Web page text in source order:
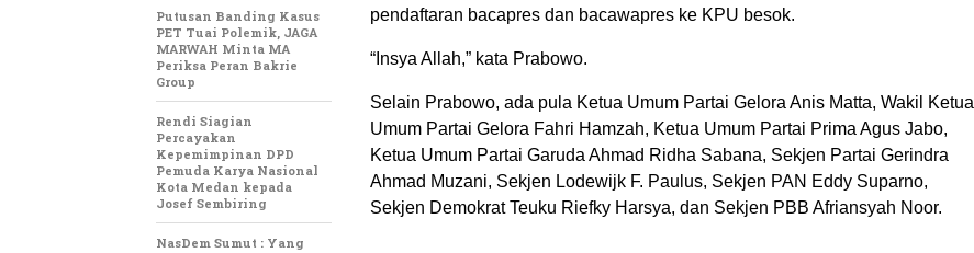
pendaftaran bacapres dan bacawapres ke KPU besok.
“Insya Allah,” kata Prabowo.
Selain Prabowo, ada pula Ketua Umum Partai Gelora Anis Matta, Wakil Ketua
Umum Partai Gelora Fahri Hamzah, Ketua Umum Partai Prima Agus Jabo,
Ketua Umum Partai Garuda Ahmad Ridha Sabana, Sekjen Partai Gerindra
Ahmad Muzani, Sekjen Lodewijk F. Paulus, Sekjen PAN Eddy Suparno,
Sekjen Demokrat Teuku Riefky Harsya, dan Sekjen PBB Afriansyah Noor.
Putusan Banding Kasus
PET Tuai Polemik, JAGA
MARWAH Minta MA
Periksa Peran Bakrie
Group
Rendi Siagian
Percayakan
Kepemimpinan DPD
Pemuda Karya Nasional
Kota Medan kepada
Josef Sembiring
NasDem Sumut : Yang